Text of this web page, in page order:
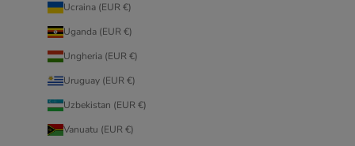
Ucraina (EUR €)
Uganda (EUR €)
Ungheria (EUR €)
Uruguay (EUR €)
Uzbekistan (EUR €)
Vanuatu (EUR €)